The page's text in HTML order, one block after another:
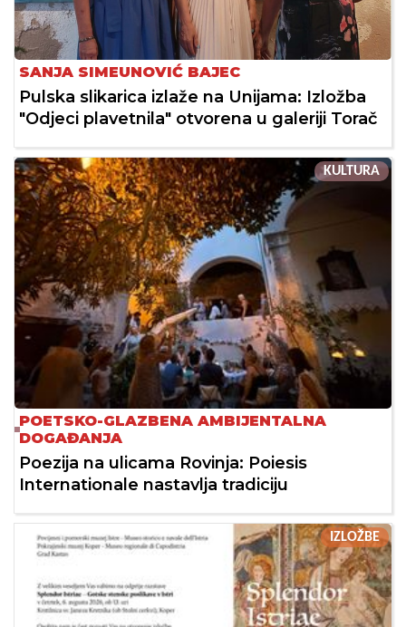
SANJA SIMEUNOVIĆ BAJEC
Pulska slikarica izlaže na Unijama: Izložba
"Odjeci plavetnila" otvorena u galeriji Torač
KULTURA
POETSKO-GLAZBENA AMBIJENTALNA
DOGAĐANJA
Poezija na ulicama Rovinja: Poiesis
Internationale nastavlja tradiciju
IZLOŽBE